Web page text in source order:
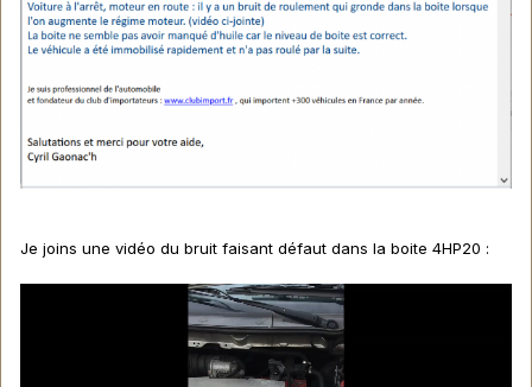
Je joins une vidéo du bruit faisant défaut dans la boite 4HP20 :